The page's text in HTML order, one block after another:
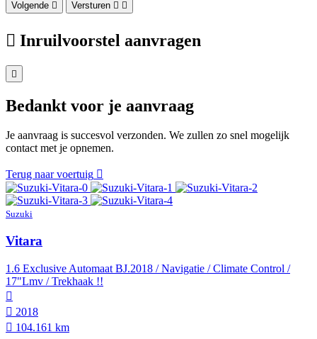
Volgende
Versturen
Inruilvoorstel aanvragen
Bedankt voor je aanvraag
Je aanvraag is succesvol verzonden. We zullen zo snel mogelijk
contact met je opnemen.
Terug naar voertuig
Suzuki
Vitara
1.6 Exclusive Automaat BJ.2018 / Navigatie / Climate Control /
17"Lmv / Trekhaak !!
2018
104.161 km